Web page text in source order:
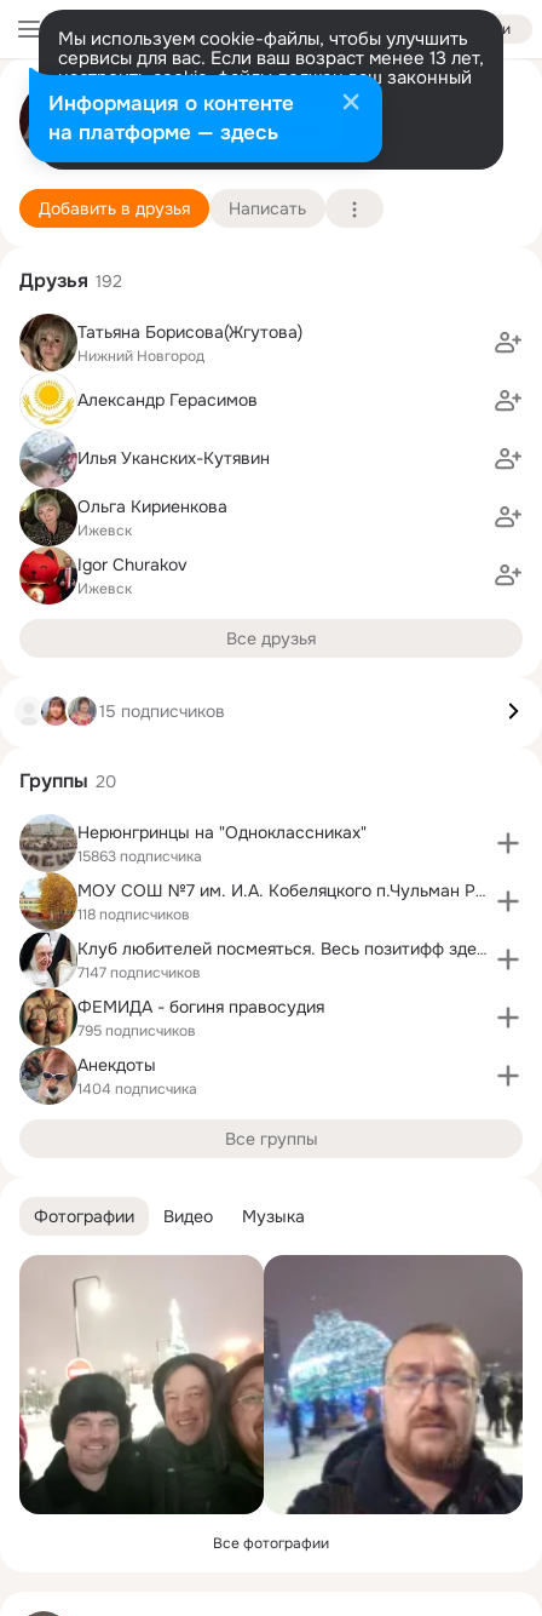
Войти
Мы используем cookie-файлы, чтобы улучшить
сервисы для вас. Если ваш возраст менее 13 лет,
настроить cookie-файлы должен ваш законный
представитель. Больше информации
Разрешить все Настроить
Роман Марьин
Ижевск 7 октября (46 лет)
Подробнее
Добавить в друзья Написать
Фотографии Видео Музыка
Все фотографии
Друзья 192
Татьяна Борисова(Жгутова)
Нижний Новгород
Александр Герасимов
Илья Уканских-Кутявин
Ольга Кириенкова
Ижевск
Igor Churakov
Ижевск
Все друзья
15 подписчиков
Группы 20
Нерюнгринцы на "Одноклассниках"
15863 подписчика
МОУ СОШ №7 им. И.А. Кобеляцкого п.Чульман РС (Якут
118 подписчиков
Клуб любителей посмеяться. Весь позитифф здесь.)
7147 подписчиков
ФЕМИДА - богиня правосудия
795 подписчиков
Анекдоты
1404 подписчика
Все группы
Информация о контенте
на платформе — здесь